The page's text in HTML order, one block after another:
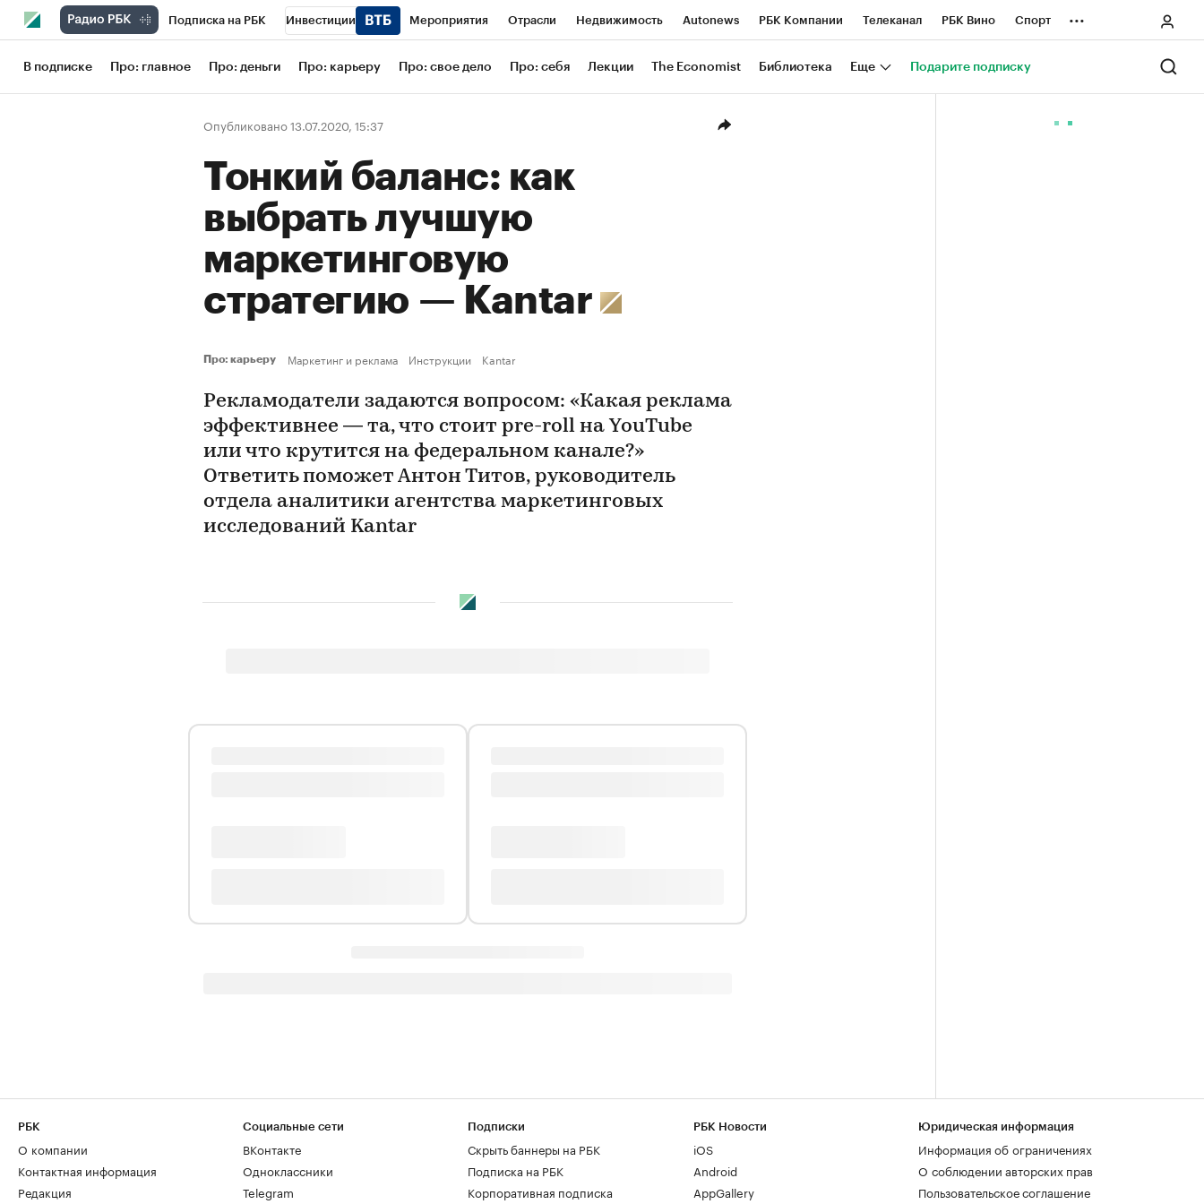
Подписка на РБК Инвестиции Мероприятия Отрасли Недвижимость Autonews РБК Компании Телеканал РБК Вино Спорт
Школа управления РБК РБК Образование РБК Life Тренды Визионеры Национальные проекты Город
Рынок наличной валюты
...
В подписке Про: главное Про: деньги Про: карьеру Про: свое дело Про: себя Лекции The Economist Библиотека Еще Подарите подписку
Опубликовано 13.07.2020, 15:37
Тонкий баланс: как
выбрать лучшую
маркетинговую
стратегию — Kantar
Про: карьеру Маркетинг и реклама Инструкции Kantar
Рекламодатели задаются вопросом: «Какая реклама
эффективнее — та, что стоит pre-roll на YouTube
или что крутится на федеральном канале?»
Ответить поможет Антон Титов, руководитель
отдела аналитики агентства маркетинговых
исследований Kantar
РБК
О компании
Контактная информация
Редакция
Социальные сети
ВКонтакте
Одноклассники
Telegram
Подписки
Скрыть баннеры на РБК
Подписка на РБК
Корпоративная подписка
РБК Новости
iOS
Android
AppGallery
Юридическая информация
Информация об ограничениях
О соблюдении авторских прав
Пользовательское соглашение